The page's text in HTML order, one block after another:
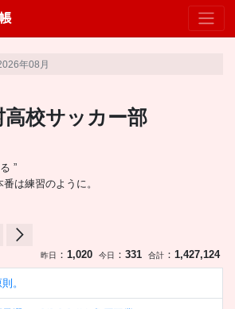
年08月
高校サッカー部
”
は練習のように。
arrow_forward_ios
昨日 ： 1,020 今日 ： 331 合計 ： 1,427,124
。